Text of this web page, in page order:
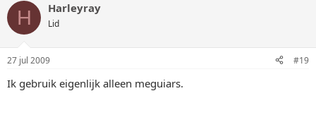
H Harleyray
Lid
27 jul 2009 #19
Ik gebruik eigenlijk alleen meguiars.